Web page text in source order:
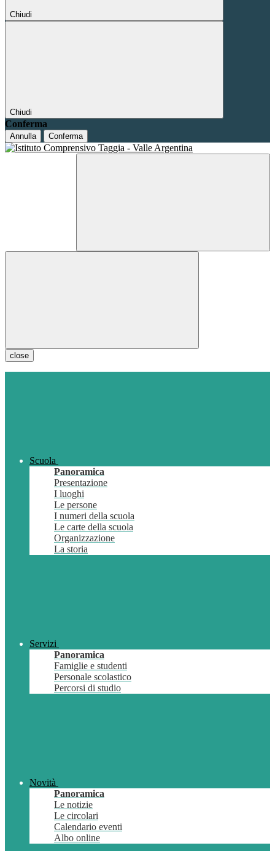
Chiudi
Chiudi
Conferma
Annulla Conferma
close
Scuola
Panoramica
Presentazione
I luoghi
Le persone
I numeri della scuola
Le carte della scuola
Organizzazione
La storia
Servizi
Panoramica
Famiglie e studenti
Personale scolastico
Percorsi di studio
Novità
Panoramica
Le notizie
Le circolari
Calendario eventi
Albo online